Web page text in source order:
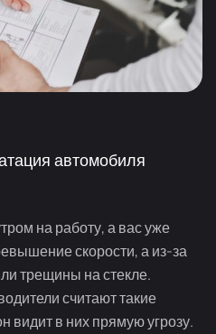
автомобиля
на работу, а вас уже
скорости, а из-за
трещины на стекле.
считают такие
видит в них прямую угрозу.